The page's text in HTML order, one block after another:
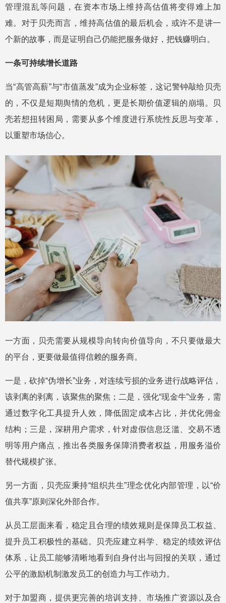
管理混乱等问题，在资本市场上维持高估值将变得难上加
难。对于贝壳而言，维持高估值的最后机会，或许不是讲一
个新的故事，而是证明自己仍能把服务做好，把钱赚明白。
一条可持续增长道路
当“高管高薪”与“市值蒸发”成为企业标签，这记警钟敲给贝壳
的，不仅是短期舆情的危机，更是长期价值逻辑的崩塌。贝
壳若想扭转困局，需要从多个维度进行系统性反思与变革，
以重塑市场信心。
一方面，贝壳需要从规模导向转向价值导向，不只要做最大
的平台，更要做最值得信赖的服务商。
一是，砍掉“伪增长”业务，对连续亏损的业务进行战略评估，
该剥离的剥离，该聚焦的聚焦；二是，强化“现金牛”业务，需
通过数字化工具提升人效，降低固定成本占比，并优化佣金
结构；三是，深耕用户需求，针对虚假信息泛滥、交易不透
明等用户痛点，推出各类服务保障消费者权益，用服务溢价
替代规模扩张。
另一方面，贝壳应秉持“组织共生”理念优化内部管理，以“价
值共享”原则深化外部合作。
从员工层面来看，稳定且合理的绩效规则是保障员工权益、
提升员工积极性的基础。贝壳应建立科学、稳定的绩效评估
体系，让员工能够清晰地看到自身付出与回报的关联，通过
公平的激励机制激发员工的创造力与工作动力。
对于加盟商，提供更完善的培训支持、市场推广资源以及合